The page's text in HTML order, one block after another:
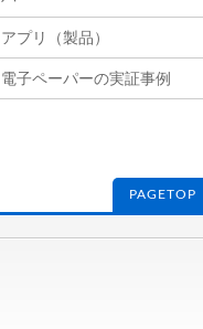
アプリ（製品）
電子ペーパーの実証事例
PAGETOP